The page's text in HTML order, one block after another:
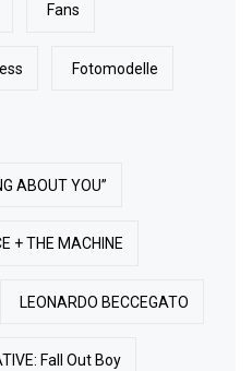
Fans
Fotomodelle
ABOUT YOU”
+ THE MACHINE
LEONARDO BECCEGATO
Fall Out Boy